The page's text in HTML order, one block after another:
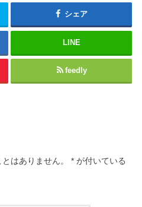
シェア
LINE
feedly
はありません。 * が付いている